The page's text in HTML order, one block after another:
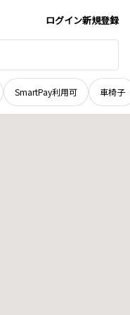
ログイン新規登録
SmartPay利用可 車椅子